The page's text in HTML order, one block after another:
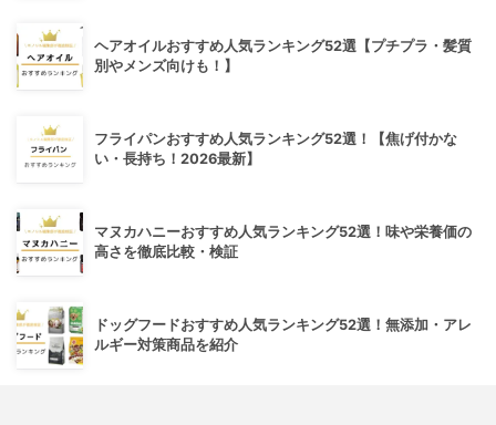
ヘアオイルおすすめ人気ランキング52選【プチプラ・髪質
別やメンズ向けも！】
フライパンおすすめ人気ランキング52選！【焦げ付かな
い・長持ち！2026最新】
マヌカハニーおすすめ人気ランキング52選！味や栄養価の
高さを徹底比較・検証
ドッグフードおすすめ人気ランキング52選！無添加・アレ
ルギー対策商品を紹介